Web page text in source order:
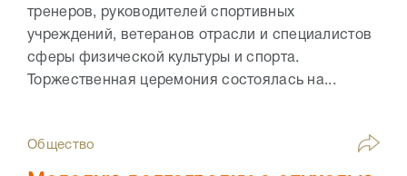
тренеров, руководителей спортивных
учреждений, ветеранов отрасли и специалистов
сферы физической культуры и спорта.
Торжественная церемония состоялась на...
Общество